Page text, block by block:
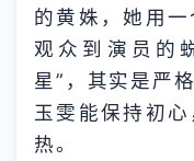
的黄姝，她用
观众到演员的
星”，其实是严
玉雯能保持初
热。